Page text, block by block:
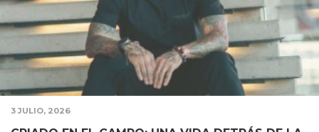
3 JULIO, 2026